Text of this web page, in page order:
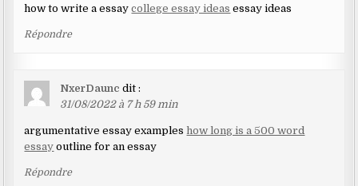
how to write a essaycollege essay ideas essay ideas
Répondre
NxerDaunc dit :
31/08/2022 à 7 h 59 min
argumentative essay examples how long is a 500 word
essay outline for an essay
Répondre